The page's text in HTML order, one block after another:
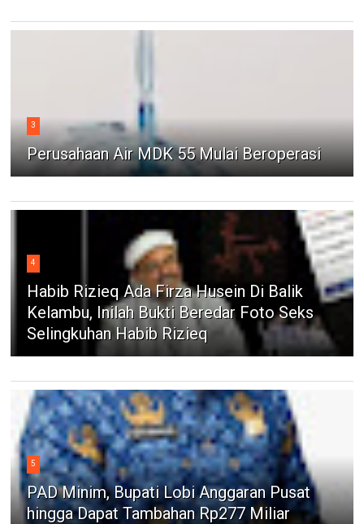
3
Perusahaan Air MDK 55 Mulai Beroperasi
4
Habib Rizieq Ada Firza Husein Di Balik
Kelambu, Inilah Bukti Beredar Foto Seks
Selingkuhan Habib Rizieq
5
PAD Minim, Bupati Lobi Anggaran Pusat
hingga Dapat Tambahan Rp277 Miliar